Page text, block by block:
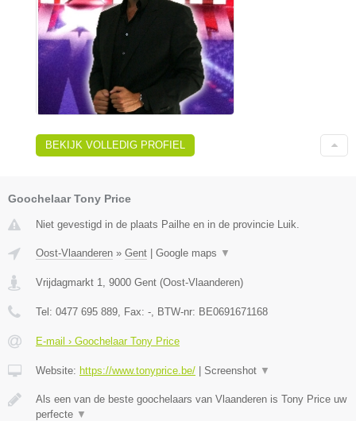
BEKIJK VOLLEDIG PROFIEL
Goochelaar Tony Price
Niet gevestigd in de plaats Pailhe en in de provincie Luik.
Oost-Vlaanderen » Gent Google maps ▼
Vrijdagmarkt 1 9000 Gent (Oost-Vlaanderen)
Tel: 0477 695 889 , Fax: - , BTW-nr: BE0691671168
E-mail › Goochelaar Tony Price
Website: https://www.tonyprice.be/ Screenshot ▼
Als een van de beste goochelaars van Vlaanderen is Tony Price uw
perfecte ▼